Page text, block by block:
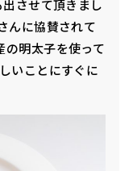
出させて頂きまし
んに協賛されて
の明太子を使って
いことにすぐに